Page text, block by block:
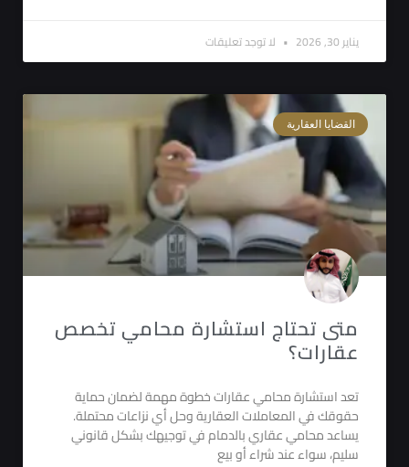
يناير 30, 2026 لا توجد تعليقات
القضايا العقارية
متى تحتاج استشارة محامي تخصص
عقارات؟
تعد استشارة محامي عقارات خطوة مهمة لضمان حماية
حقوقك في المعاملات العقارية وحل أي نزاعات محتملة.
يساعد محامي عقاري بالدمام في توجيهك بشكل قانوني
سليم، سواء عند شراء أو بيع